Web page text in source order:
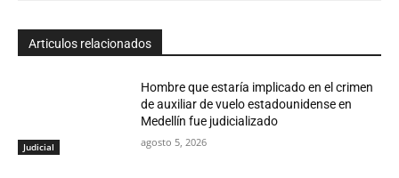
Articulos relacionados
Judicial
Hombre que estaría implicado en el crimen
de auxiliar de vuelo estadounidense en
Medellín fue judicializado
agosto 5, 2026